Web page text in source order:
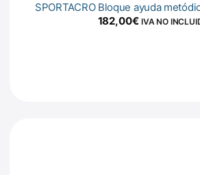
SPORTACRO Bloque ayuda
182,00€ IVA NO